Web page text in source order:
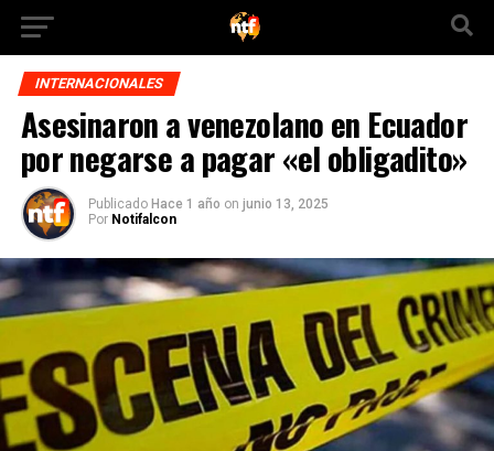
INTERNACIONALES
Asesinaron a venezolano en Ecuador
por negarse a pagar «el obligadito»
Publicado Hace 1 año on junio 13, 2025
Por Notifalcon